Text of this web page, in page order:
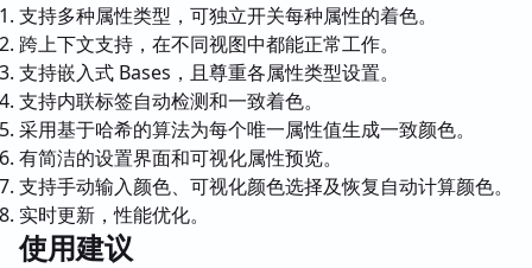
支持多种属性类型，可独立开关每种属性的着色。
跨上下文支持，在不同视图中都能正常工作。
支持嵌入式 Bases，且尊重各属性类型设置。
支持内联标签自动检测和一致着色。
采用基于哈希的算法为每个唯一属性值生成一致颜色。
有简洁的设置界面和可视化属性预览。
支持手动输入颜色、可视化颜色选择及恢复自动计算颜色。
实时更新，性能优化。
使用建议